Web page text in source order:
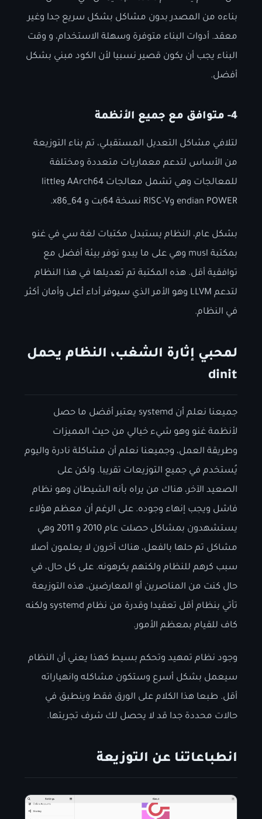
بناءه من المصدر بدون مشاكل بشكل سريع جدا وغير
معقد. أدوات البناء متوفرة وسهلة الاستخدام، و وقت
البناء يجب أن يكون قصير نسبيا لأن الكود مبني بشكل
أفضل.
4- متوافق مع جميع الأنظمة
لتلافي مشاكل التعديل المستقبلي، تم بناء التوزيعة
من الأساس لتدعم معماريات متعددة ومختلفة
للمعالجات وهي تشمل معالجات AArch64 وlittle
endian POWER وRISC-V نسخة 64بت و x86_64.
بشكل عام، النظام يستبدل مكتبات لغة سي في غنو
بمكتبة musl وهي على ما يبدو توفر بيئة أفضل مع
توافقية أقل. هذه المكتبة تم تعديلها في هذا النظام
لتدعم LLVM وهو الأمر الذي سيوفر أداء أعلى وأمان أكثر
في النظام.
لمحبي إثارة الشغب، النظام يحمل
dinit
جميعنا نعلم أن systemd يعتبر أفضل ما حصل
لأنظمة غنو وهو شيء خيالي من حيث المميزات
وطريقة العمل، وجميعنا نعلم أن مشاكلة نادرة واليوم
يُستخدم في جميع التوزيعات تقريبا. ولكن على
الصعيد الآخر، هناك من يراه بأنه الشيطان وهو نظام
فاشل ويجب إنهاء وجوده. على الرغم أن معظم هؤلاء
يستشهدون بمشاكل حصلت عام 2010 و 2011 وهي
مشاكل تم حلها بالفعل، هناك آخرون لا يعلمون أصلا
سبب كرهم للنظام ولكنهم يكرهونه. على كل حال، في
حال كنت من المناصرين أو المعارضين، هذه التوزيعة
تأتي بنظام أقل تعقيدا وقدرة من نظام systemd ولكنه
كاف للقيام بمعظم الأمور.
وجود نظام تمهيد وتحكم بسيط كهذا يعني أن النظام
سيعمل بشكل أسرع وستكون مشاكله وانهياراته
أقل. طبعا هذا الكلام على الورق فقط وينطبق في
حالات محددة جدا قد لا يحصل لك شرف تجربتها.
انطباعاتنا عن التوزيعة